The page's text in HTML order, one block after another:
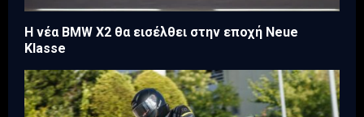
Η νέα BMW X2 θα εισέλθει στην εποχή Neue
Klasse